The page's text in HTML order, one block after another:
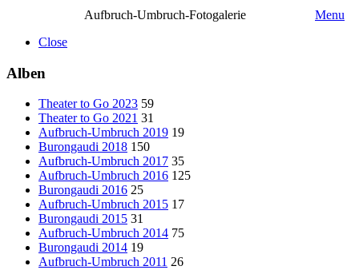
Aufbruch-Umbruch-Fotogalerie
Menu
Close
Alben
Theater to Go 2023 59
Theater to Go 2021 31
Aufbruch-Umbruch 2019 19
Burongaudi 2018 150
Aufbruch-Umbruch 2017 35
Aufbruch-Umbruch 2016 125
Burongaudi 2016 25
Aufbruch-Umbruch 2015 17
Burongaudi 2015 31
Aufbruch-Umbruch 2014 75
Burongaudi 2014 19
Aufbruch-Umbruch 2011 26